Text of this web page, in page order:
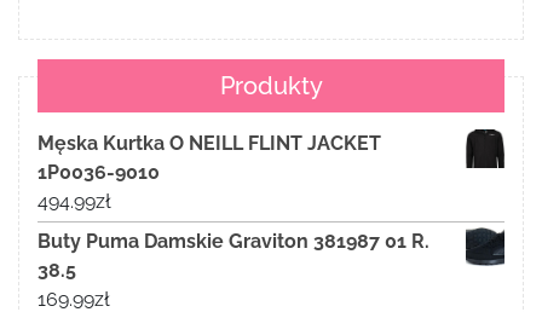
Produkty
Męska Kurtka O NEILL FLINT JACKET
1P0036-9010
494.99zł
Buty Puma Damskie Graviton 381987 01 R.
38.5
169.99zł